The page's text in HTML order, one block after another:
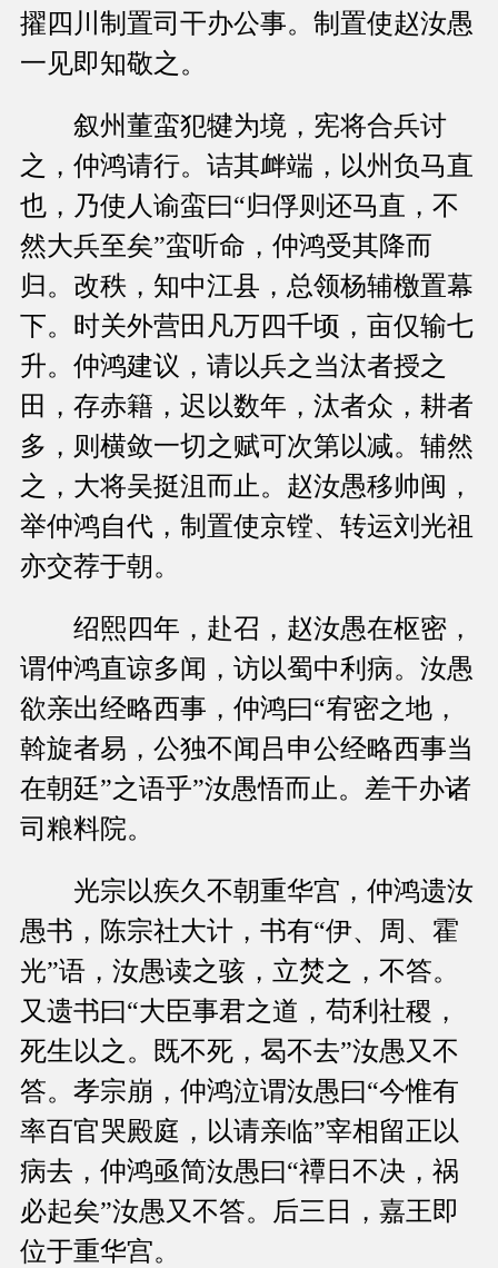
擢四川制置司干办公事。制置使赵汝愚
一见即知敬之。
叙州董蛮犯犍为境，宪将合兵讨
之，仲鸿请行。诘其衅端，以州负马直
也，乃使人谕蛮曰“归俘则还马直，不
然大兵至矣”蛮听命，仲鸿受其降而
归。改秩，知中江县，总领杨辅檄置幕
下。时关外营田凡万四千顷，亩仅输七
升。仲鸿建议，请以兵之当汰者授之
田，存赤籍，迟以数年，汰者众，耕者
多，则横敛一切之赋可次第以减。辅然
之，大将吴挺沮而止。赵汝愚移帅闽，
举仲鸿自代，制置使京镗、转运刘光祖
亦交荐于朝。
绍熙四年，赴召，赵汝愚在枢密，
谓仲鸿直谅多闻，访以蜀中利病。汝愚
欲亲出经略西事，仲鸿曰“宥密之地，
斡旋者易，公独不闻吕申公经略西事当
在朝廷”之语乎”汝愚悟而止。差干办诸
司粮料院。
光宗以疾久不朝重华宫，仲鸿遗汝
愚书，陈宗社大计，书有“伊、周、霍
光”语，汝愚读之骇，立焚之，不答。
又遗书曰“大臣事君之道，苟利社稷，
死生以之。既不死，曷不去”汝愚又不
答。孝宗崩，仲鸿泣谓汝愚曰“今惟有
率百官哭殿庭，以请亲临”宰相留正以
病去，仲鸿亟简汝愚曰“禫日不决，祸
必起矣”汝愚又不答。后三日，嘉王即
位于重华宫。